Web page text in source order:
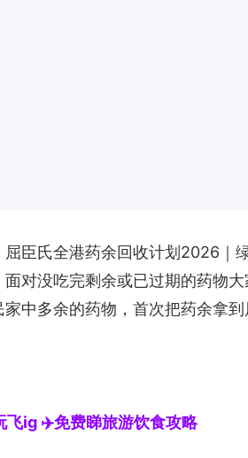
屈臣氏全港药余回收计划2026｜
面对没吃完剩余或已过期的药物
中多余的药物，首次把药余拿
ig ✈️免费睇旅游饮食攻略